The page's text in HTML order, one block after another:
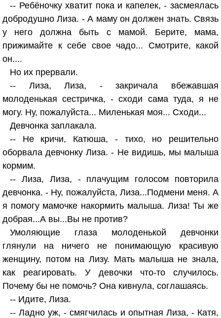
-- Ребёночку хватит пока и капелек, - засмеялась
добродушно Лиза. - А маму он должен знать. Связь
у него должна быть с мамой. Берите, мама,
прижимайте к себе свое чадо... Смотрите, какой
он....
Но их прервали.
-- Лиза, Лиза, - закричала вбежавшая
молоденькая сестричка, - сходи сама туда, я не
могу. Ну, пожалуйста... Миленькая моя... Сходи...
Девчонка заплакала.
-- Не кричи, Катюша, - тихо, но решительно
оборвала девчонку Лиза. - Не видишь, мы малыша
кормим.
-- Лиза, Лиза, - плачущим голосом повторила
девчонка. - Ну, пожалуйста, Лиза...Подмени меня. А
я помогу мамочке накормить малыша. Лиза! Ты же
добрая...А вы...Вы не против?
Умоляющие глаза молоденькой девчонки
глянули на ничего не понимающую красивую
женщину, потом на Лизу. Мать малыша не знала,
как реагировать. У девочки что-то случилось.
Почему бы не помочь? Она кивнула, соглашаясь.
-- Идите, Лиза.
-- Ладно уж, - смягчилась и опытная Лиза, - Катя,